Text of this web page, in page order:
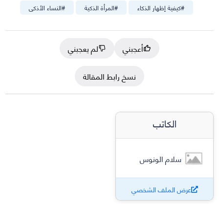
#النساء الأذكى #المرأة الذكية #كيفية إظهار الذكاء
أعجبني
لم يعجبني
نسخ رابط المقالة
الكاتب
سلام الونوس
عرض الملف الشخصي